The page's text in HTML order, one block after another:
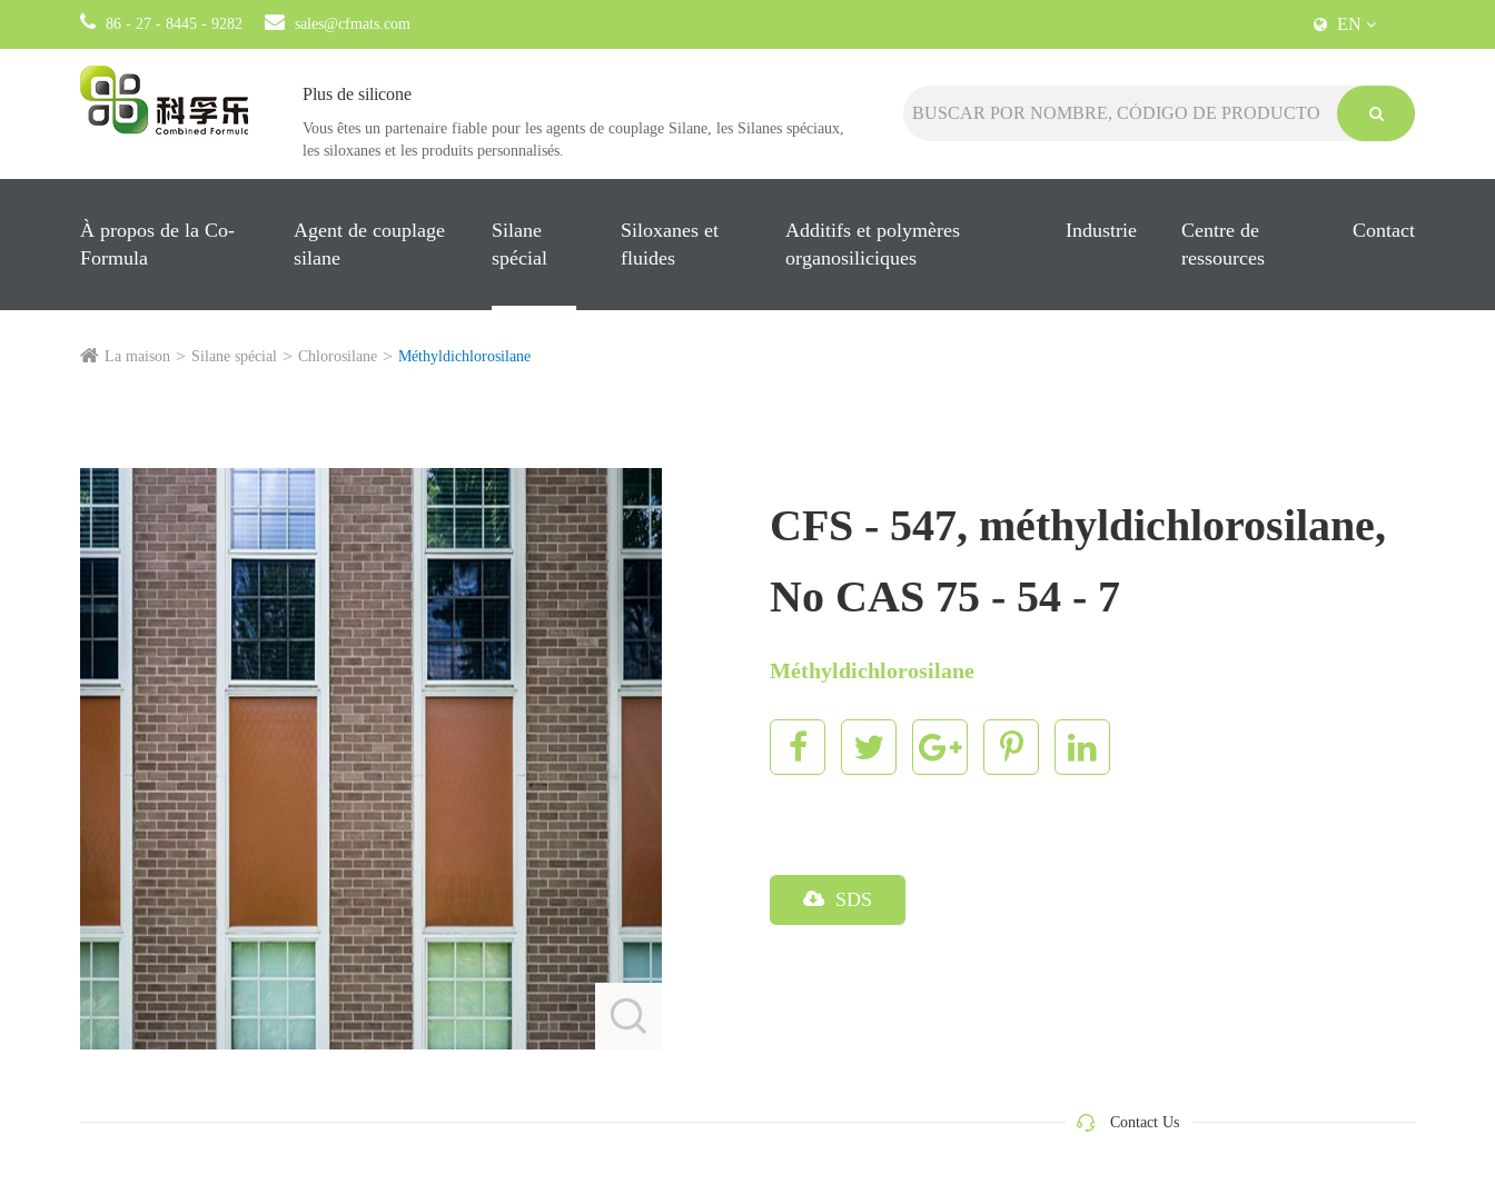
86 - 27 - 8445 - 9282 sales@cfmats.com EN
Plus de silicone
Vous êtes un partenaire fiable pour les agents de couplage Silane, les Silanes spéciaux,
les siloxanes et les produits personnalisés.
À propos de la Co-
Formula
Agent de couplage
silane
Silane
spécial
Siloxanes et
fluides
Additifs et polymères
organosiliciques
Industrie
Centre de
ressources
Contact
La maison Silane spécial Chlorosilane Méthyldichlorosilane
CFS - 547, méthyldichlorosilane,
No CAS 75 - 54 - 7
Méthyldichlorosilane
SDS
Contact Us